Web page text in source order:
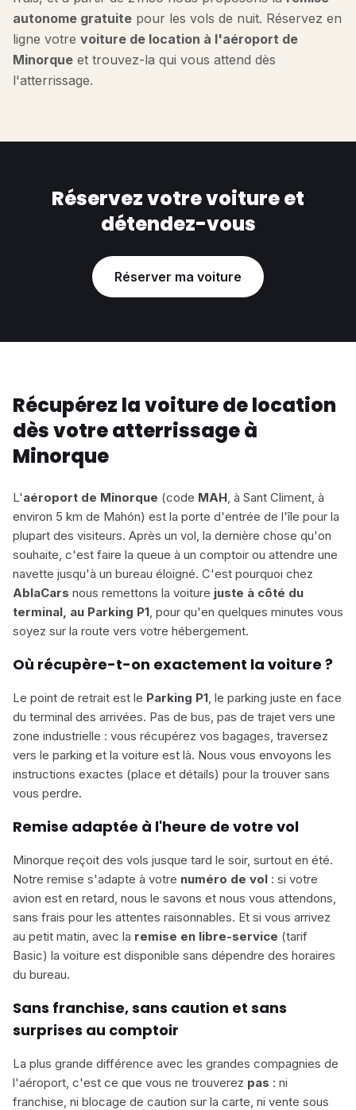
autonome gratuite pour les vols de nuit. Réservez en
ligne votre voiture de location à l'aéroport de
Minorque et trouvez-la qui vous attend dès
l'atterrissage.
Réservez votre voiture et
détendez-vous
Réserver ma voiture
Récupérez la voiture de location
dès votre atterrissage à
Minorque
L'aéroport de Minorque (code MAH, à Sant Climent, à
environ 5 km de Mahón) est la porte d'entrée de l'île pour la
plupart des visiteurs. Après un vol, la dernière chose qu'on
souhaite, c'est faire la queue à un comptoir ou attendre une
navette jusqu'à un bureau éloigné. C'est pourquoi chez
AblaCars nous remettons la voiture juste à côté du
terminal, au Parking P1, pour qu'en quelques minutes vous
soyez sur la route vers votre hébergement.
Où récupère-t-on exactement la voiture ?
Le point de retrait est le Parking P1, le parking juste en face
du terminal des arrivées. Pas de bus, pas de trajet vers une
zone industrielle : vous récupérez vos bagages, traversez
vers le parking et la voiture est là. Nous vous envoyons les
instructions exactes (place et détails) pour la trouver sans
vous perdre.
Remise adaptée à l'heure de votre vol
Minorque reçoit des vols jusque tard le soir, surtout en été.
Notre remise s'adapte à votre numéro de vol : si votre
avion est en retard, nous le savons et nous vous attendons,
sans frais pour les attentes raisonnables. Et si vous arrivez
au petit matin, avec la remise en libre-service (tarif
Basic) la voiture est disponible sans dépendre des horaires
du bureau.
Sans franchise, sans caution et sans
surprises au comptoir
La plus grande différence avec les grandes compagnies de
l'aéroport, c'est ce que vous ne trouverez pas : ni
franchise, ni blocage de caution sur la carte, ni vente sous